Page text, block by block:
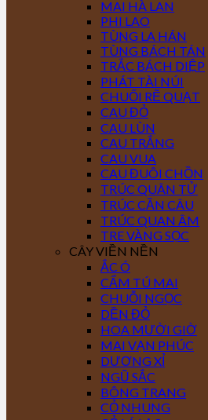
MAI HÀ LAN
PHI LAO
TÙNG LA HÁN
TÙNG BÁCH TÁN
TRẮC BÁCH DIỆP
PHÁT TÀI NÚI
CHUỐI RẼ QUẠT
CAU ĐỎ
CAU LÙN
CAU TRẮNG
CAU VUA
CAU ĐUÔI CHỒN
TRÚC QUÂN TỬ
TRÚC CẦN CÂU
TRÚC QUAN ÂM
TRE VÀNG SỌC
CÂY VIỀN NỀN
ẮC Ó
CẨM TÚ MAI
CHUỖI NGỌC
DỀN ĐỎ
HOA MƯỜI GIỜ
MAI VẠN PHÚC
DƯƠNG XỈ
NGŨ SẮC
BÔNG TRANG
CỎ NHUNG